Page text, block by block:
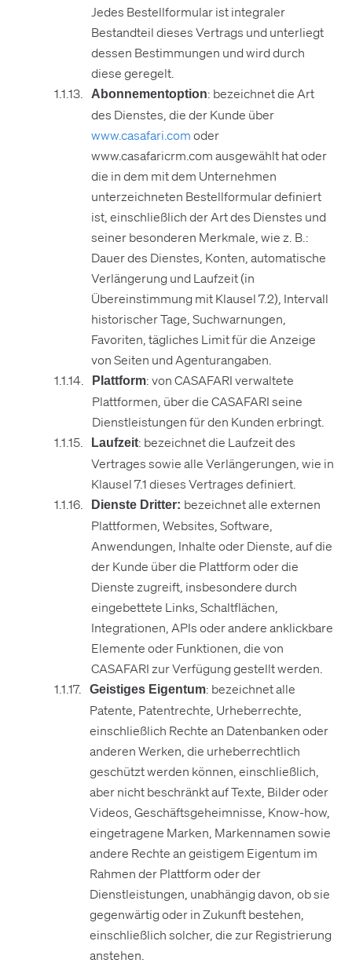
Jedes Bestellformular ist integraler
Bestandteil dieses Vertrags und unterliegt
dessen Bestimmungen und wird durch
diese geregelt.
Abonnementoption: bezeichnet die Art
des Dienstes, die der Kunde über
www.casafari.comoder
www.casafaricrm.com ausgewählt hat oder
die in dem mit dem Unternehmen
unterzeichneten Bestellformular definiert
ist, einschließlich der Art des Dienstes und
seiner besonderen Merkmale, wie z. B.:
Dauer des Dienstes, Konten, automatische
Verlängerung und Laufzeit (in
Übereinstimmung mit Klausel 7.2), Intervall
historischer Tage, Suchwarnungen,
Favoriten, tägliches Limit für die Anzeige
von Seiten und Agenturangaben.
Plattform: von CASAFARI verwaltete
Plattformen, über die CASAFARI seine
Dienstleistungen für den Kunden erbringt.
Laufzeit: bezeichnet die Laufzeit des
Vertrages sowie alle Verlängerungen, wie in
Klausel 7.1 dieses Vertrages definiert.
Dienste Dritter: bezeichnet alle externen
Plattformen, Websites, Software,
Anwendungen, Inhalte oder Dienste, auf die
der Kunde über die Plattform oder die
Dienste zugreift, insbesondere durch
eingebettete Links, Schaltflächen,
Integrationen, APIs oder andere anklickbare
Elemente oder Funktionen, die von
CASAFARI zur Verfügung gestellt werden.
Geistiges Eigentum: bezeichnet alle
Patente, Patentrechte, Urheberrechte,
einschließlich Rechte an Datenbanken oder
anderen Werken, die urheberrechtlich
geschützt werden können, einschließlich,
aber nicht beschränkt auf Texte, Bilder oder
Videos, Geschäftsgeheimnisse, Know-how,
eingetragene Marken, Markennamen sowie
andere Rechte an geistigem Eigentum im
Rahmen der Plattform oder der
Dienstleistungen, unabhängig davon, ob sie
gegenwärtig oder in Zukunft bestehen,
einschließlich solcher, die zur Registrierung
anstehen.